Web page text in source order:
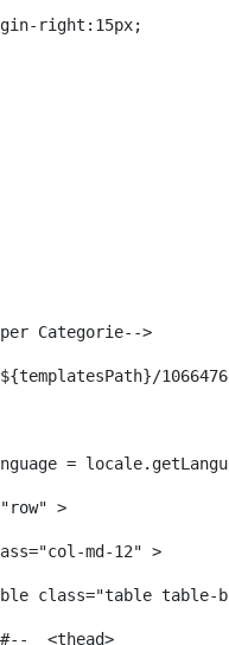
right:15px;
Categorie-->
=
>
md-12" >
class="table table-
<thead>